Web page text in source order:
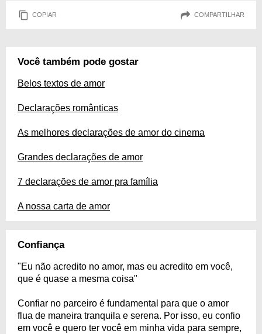
COPIAR COMPARTILHAR
Você também pode gostar
Belos textos de amor
Declarações românticas
As melhores declarações de amor do cinema
Grandes declarações de amor
7 declarações de amor pra família
A nossa carta de amor
Confiança
"Eu não acredito no amor, mas eu acredito em você,
que é quase a mesma coisa"
Confiar no parceiro é fundamental para que o amor
flua de maneira tranquila e serena. Por isso, eu confio
em você e quero ter você em minha vida para sempre,